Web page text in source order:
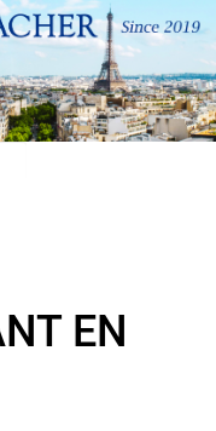
EN